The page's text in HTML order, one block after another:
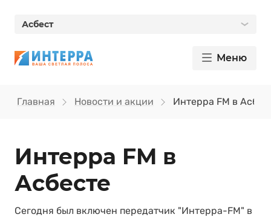
Асбест
Меню
Главная Новости и акции Интерра FM в
Интерра FM в
Асбесте
Сегодня был включен передатчик "Интерра-FM" в